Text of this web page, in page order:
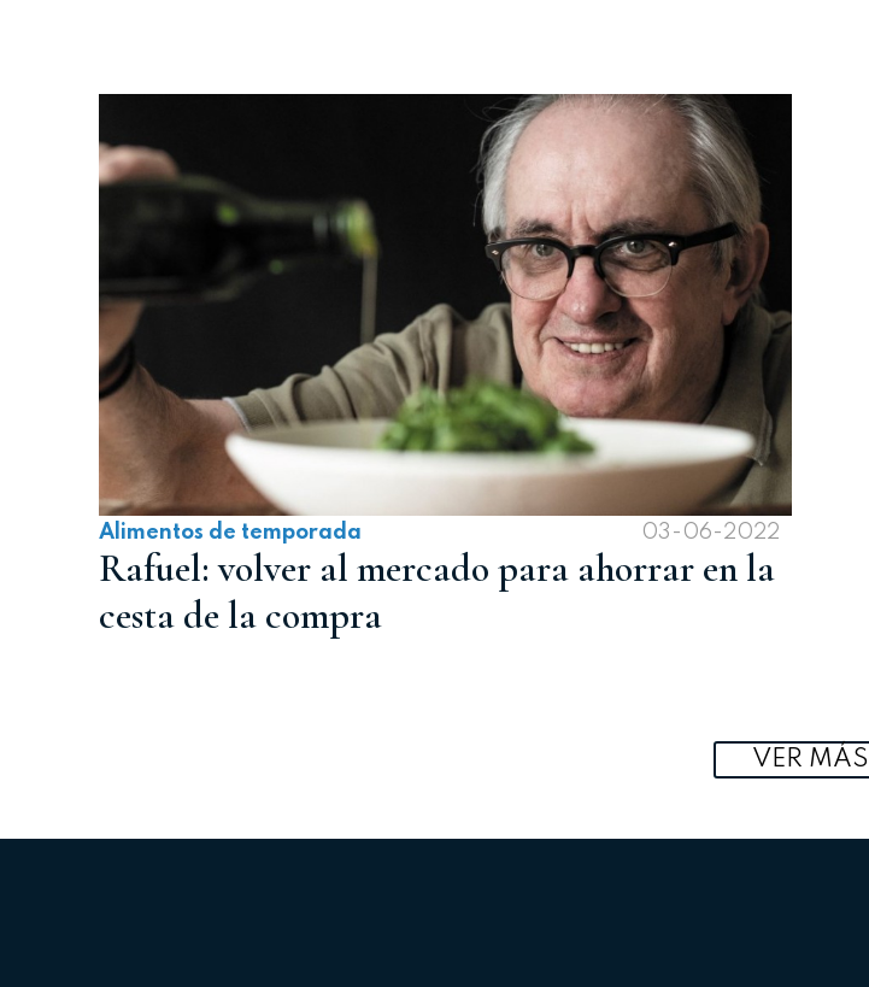
Alimentos de temporada 03-06-2022
Rafuel: volver al mercado para ahorrar en la
cesta de la compra
VER MÁS